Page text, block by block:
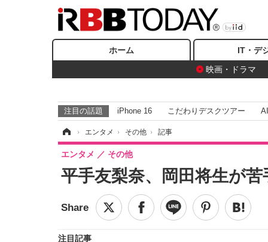
ホーム
IT・デ
映画・ドラマ
注目の話題 iPhone 16 こだわりデスクツアー AI
› エンタメ › その他 › 記事
平手友梨奈、岡田将生が
エンタメ その他
注目記事